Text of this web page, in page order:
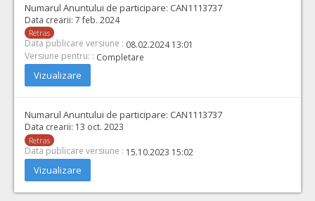
Numarul Anuntului de participare: CAN1113737
Data crearii: 7 feb. 2024
Retras
Data publicare versiune : 08.02.2024 13:01
Versiune pentru: : Completare
Vizualizare
Numarul Anuntului de participare: CAN1113737
Data crearii: 13 oct. 2023
Retras
Data publicare versiune : 15.10.2023 15:02
Vizualizare